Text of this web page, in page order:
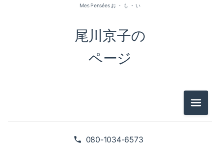
080-1034-6573
尾川京子の
ページ
Mes Pensées お ・ も ・ い
メニュ